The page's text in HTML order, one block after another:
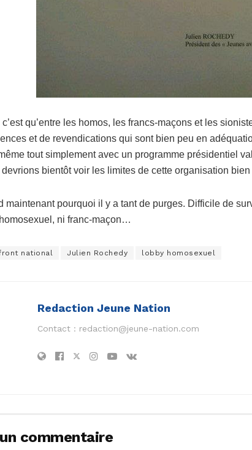
c’est qu’entre les homos, les francs-maçons et les
et de revendications qui sont bien peu en
tout simplement avec un programme présidentiel
bientôt voir les limites de cette organisation
maintenant pourquoi il y a tant de purges. Difficile de
ni franc-maçon…
national Julien Rochedy lobby homosexuel
Redaction Jeune Nation
Contact : redaction@jeune-nation.com
commentaire